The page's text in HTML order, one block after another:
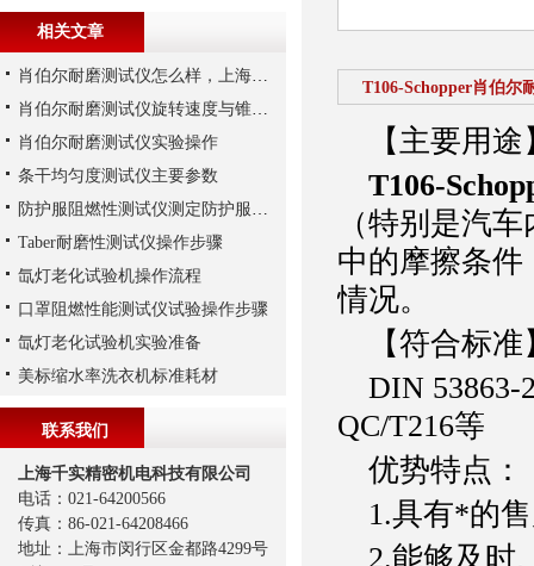
T106-Schopper肖伯尔
【主要用途
T106-
（特别是汽
中的摩擦条
情况。
【符合标准
DIN 53863-
QC/T216等
优势特点：
1.具有*的售
2.能够及时
相关文章
肖伯尔耐磨测试仪怎么样，上海千实的T106不错
肖伯尔耐磨测试仪旋转速度与锥角要求
肖伯尔耐磨测试仪实验操作
条干均匀度测试仪主要参数
防护服阻燃性测试仪测定防护服燃烧性能
Taber耐磨性测试仪操作步骤
氙灯老化试验机操作流程
口罩阻燃性能测试仪试验操作步骤
氙灯老化试验机实验准备
美标缩水率洗衣机标准耗材
联系我们
上海千实精密机电科技有限公司
电话：021-64200566
传真：86-021-64208466
地址：上海市闵行区金都路4299号